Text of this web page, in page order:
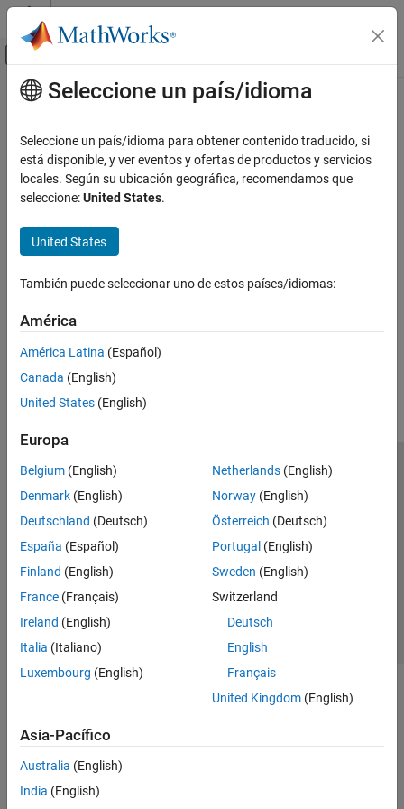
Saltar al contenido
Mostrar/ocultar menú de navegación
Inicio de Documentación
Contenido principal
¿Qué tan útil fue esta traducción?
Seleccione un país/idioma
Seleccione un país/idioma para obtener contenido traducido, si
está disponible, y ver eventos y ofertas de productos y servicios
locales. Según su ubicación geográfica, recomendamos que
seleccione:United States.
United States
También puede seleccionar uno de estos países/idiomas:
América
América Latina (Español)
Canada (English)
United States (English)
Europa
Belgium (English)
Denmark (English)
Deutschland (Deutsch)
España (Español)
Finland (English)
France (Français)
Ireland (English)
Italia (Italiano)
Luxembourg (English)
Netherlands(English)
Norway(English)
Österreich (Deutsch)
Portugal (English)
Sweden (English)
Switzerland
Deutsch
English
Français
United Kingdom(English)
Asia-Pacífico
Australia (English)
India (English)
Centro de confianza
Marcas comerciales
Política de privacidad
Antipiratería
Estado de las aplicaciones
Información de contacto
© 1994-2026 The MathWorks, Inc.